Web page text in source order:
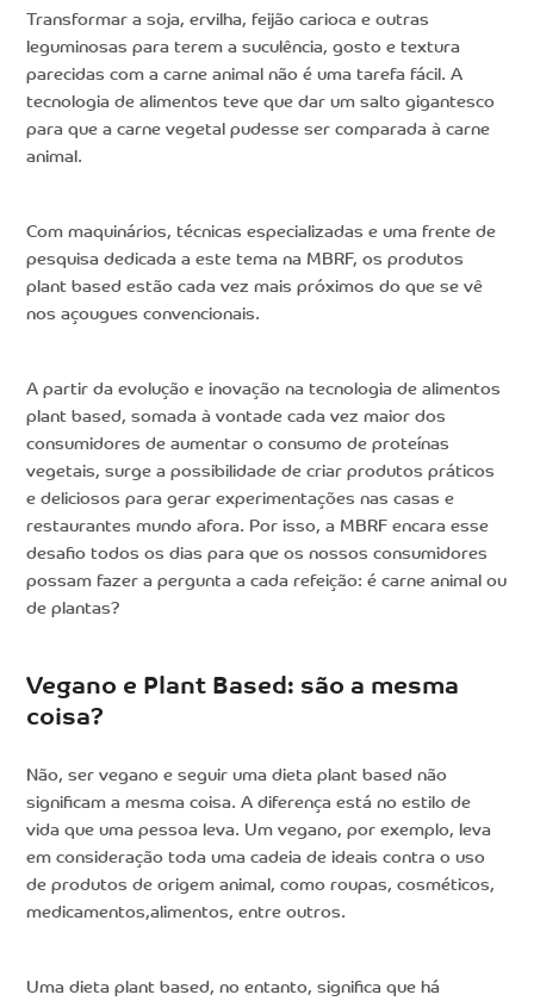
Transformar a soja, ervilha, feijão carioca e outras
leguminosas para terem a suculência, gosto e textura
parecidas com a carne animal não é uma tarefa fácil. A
tecnologia de alimentos teve que dar um salto gigantesco
para que a carne vegetal pudesse ser comparada à carne
animal.
Com maquinários, técnicas especializadas e uma frente de
pesquisa dedicada a este tema na MBRF, os produtos
plant based estão cada vez mais próximos do que se vê
nos açougues convencionais.
A partir da evolução e inovação na tecnologia de alimentos
plant based, somada à vontade cada vez maior dos
consumidores de aumentar o consumo de proteínas
vegetais, surge a possibilidade de criar produtos práticos
e deliciosos para gerar experimentações nas casas e
restaurantes mundo afora. Por isso, a MBRF encara esse
desafio todos os dias para que os nossos consumidores
possam fazer a pergunta a cada refeição: é carne animal ou
de plantas?
Vegano e Plant Based: são a mesma
coisa?
Não, ser vegano e seguir uma dieta plant based não
significam a mesma coisa. A diferença está no estilo de
vida que uma pessoa leva. Um vegano, por exemplo, leva
em consideração toda uma cadeia de ideais contra o uso
de produtos de origem animal, como roupas, cosméticos,
medicamentos,alimentos, entre outros.
Uma dieta plant based, no entanto, significa que há